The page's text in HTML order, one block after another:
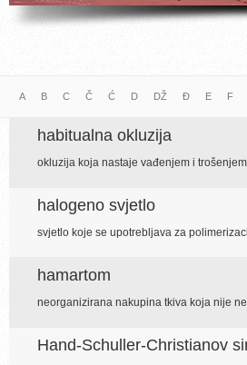
A B C Č Ć D DŽ Đ E F
habitualna okluzija
okluzija koja nastaje vađenjem i
halogeno svjetlo
svjetlo koje se upotrebljava za
hamartom
neorganizirana nakupina tkiva koja nije
Hand-Schuller-Christianov